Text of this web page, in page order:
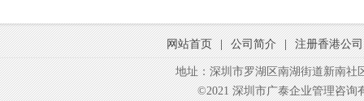
网站首页 | 公司简介 | 注册香港公司
地址：深圳市罗湖区南湖街道新南社
©2021 深圳市广泰企业管理咨